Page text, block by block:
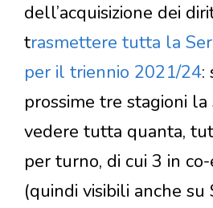
dell’acquisizione dei
trasmettere tutta la
per il triennio 2021/24:
prossime tre stagioni
vedere tutta quanta,
per turno, di cui 3 in
(quindi visibili anche su